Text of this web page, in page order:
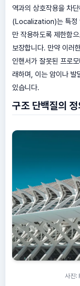
역과의 상호작용을 차
(Localization)는 특정
만 작용하도록 제한함
보장합니다. 만약 이러
인핸서가 잘못된 프로
래하며, 이는 암이나 발
있습니다.
구조 단백질의
사진: